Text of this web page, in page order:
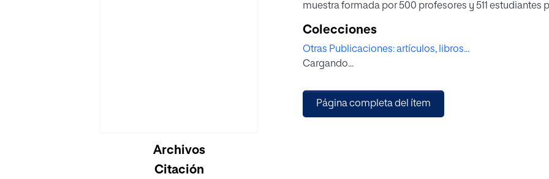
Archivos
Citación
muestra formada por 500 profesores y 511 estudiantes
priorice las competencias (6 en el caso de los
importancia relativa que les conceden. En el caso del
competencias es: comunicativa, interpersonal,
interpersonal-comunicativa, planificación y gestión de
el estudio cualitativo se refuerza la idea de que las
Colecciones
Otras Publicaciones: artículos, libros...
Cargando...
Página completa del ítem